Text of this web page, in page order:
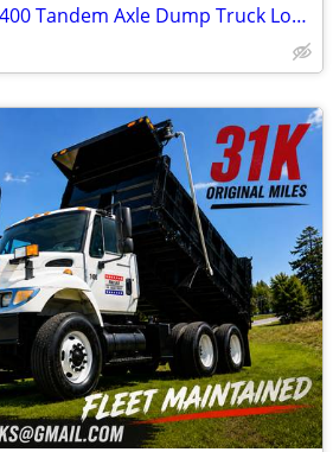
2007 International 7400 Tandem Axle Dump Truck Low Mileage